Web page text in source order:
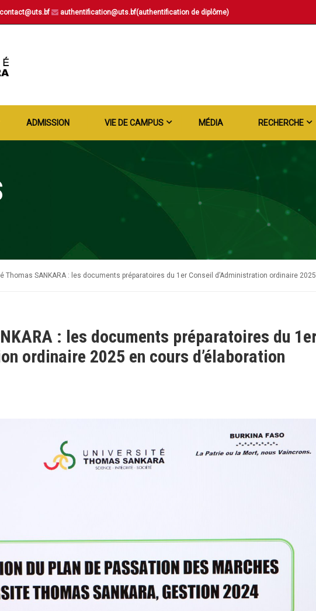
contact@uts.bf authentification@uts.bf(authentification de diplôme)
ADMISSION VIE DE CAMPUS MÉDIA RECHERCHE
Thomas SANKARA : les documents préparatoires du 1er Conseil d’Administration ordinaire
: les documents préparatoires du
ordinaire 2025 en cours d’élaboration